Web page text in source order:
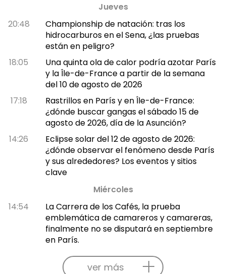
Jueves
20:48
Championship de natación: tras los
hidrocarburos en el Sena, ¿las pruebas
están en peligro?
18:05
Una quinta ola de calor podría azotar París
y la Île-de-France a partir de la semana
del 10 de agosto de 2026
17:18
Rastrillos en París y en Île-de-France:
¿dónde buscar gangas el sábado 15 de
agosto de 2026, día de la Asunción?
14:26
Eclipse solar del 12 de agosto de 2026:
¿dónde observar el fenómeno desde París
y sus alrededores? Los eventos y sitios
clave
Miércoles
14:54
La Carrera de los Cafés, la prueba
emblemática de camareros y camareras,
finalmente no se disputará en septiembre
en París.
ver más